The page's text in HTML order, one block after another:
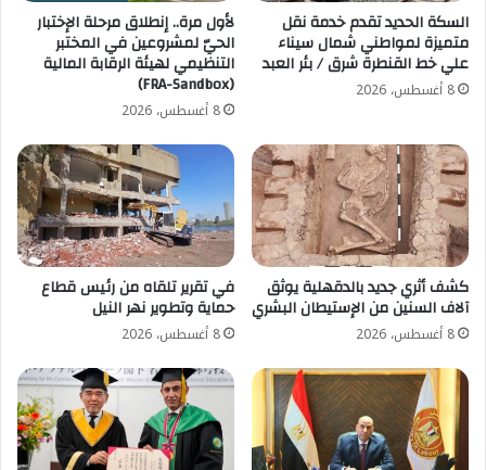
السكة الحديد تقدم خدمة نقل
متميزة لمواطني شمال سيناء
علي خط القنطرة شرق / بئر العبد
8 أغسطس، 2026
لأول مرة.. إنطلاق مرحلة الإختبار
الحيّ لمشروعين في المختبر
التنظيمي لهيئة الرقابة المالية
(FRA-Sandbox)
8 أغسطس، 2026
كشف أثري جديد بالدقهلية يوثق
آلاف السنين من الإستيطان البشري
8 أغسطس، 2026
في تقرير تلقاه من رئيس قطاع
حماية وتطوير نهر النيل
8 أغسطس، 2026